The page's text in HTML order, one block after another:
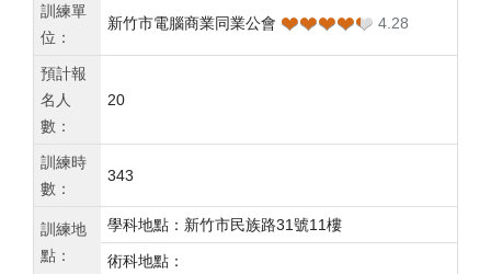
訓練單
位：
新竹市電腦商業同業公會 ❤❤❤❤❤
❤❤❤❤❤ 4.28
預計報
名人
數：
20
訓練時
數：
343
訓練地
點：
學科地點：新竹市民族路31號11樓
術科地點：